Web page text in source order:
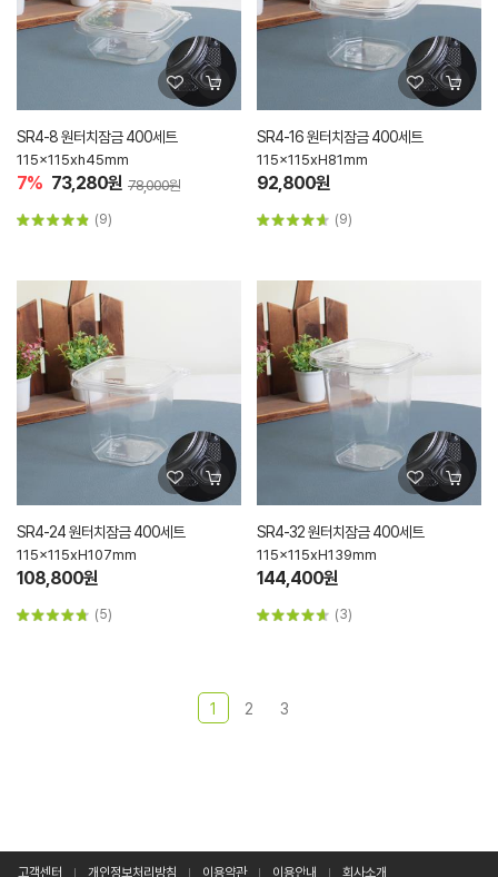
SR4-8 원터치잠금 400세트
115x115xh45mm
7% 73,280원 78,000원
(9)
SR4-16 원터치잠금 400세트
115x115xH81mm
92,800원
(9)
SR4-24 원터치잠금 400세트
115x115xH107mm
108,800원
(5)
SR4-32 원터치잠금 400세트
115x115xH139mm
144,400원
(3)
1 2 3
고객센터 개인정보처리방침 이용약관 이용안내 회사소개